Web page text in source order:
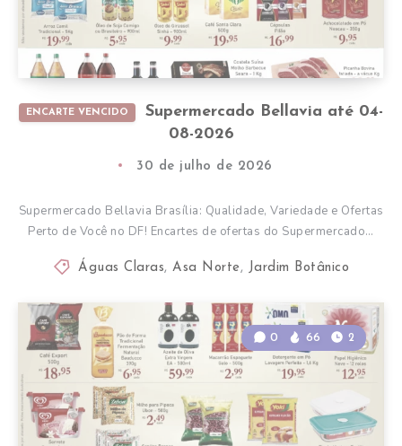
ENCARTE VENCIDO
Supermercado Bellavia até 04-
08-2026
30 de julho de 2026
Supermercado Bellavia Brasília: Qualidade, Variedade e Ofertas
Perto de Você no DF! Encartes de ofertas do Supermercado…
Águas Claras,Asa Norte, Jardim Botânico
0 66 2